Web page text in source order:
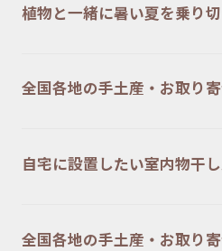
植物と一緒に暑い夏を乗り
全国各地の手土産・お取り
自宅に設置したい室内物干
全国各地の手土産・お取り